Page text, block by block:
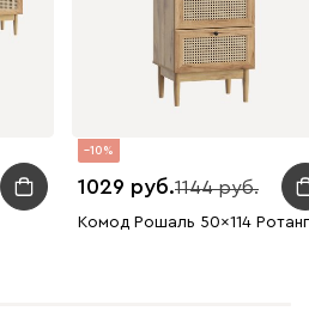
10
1029 1144
Комод Рошаль 50x114 Ротанг